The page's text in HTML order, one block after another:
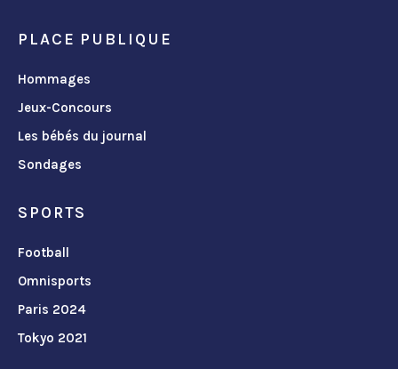
PLACE PUBLIQUE
Hommages
Jeux-Concours
Les bébés du journal
Sondages
SPORTS
Football
Omnisports
Paris 2024
Tokyo 2021